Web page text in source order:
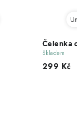
Čelenka
Skladem
299 Kč